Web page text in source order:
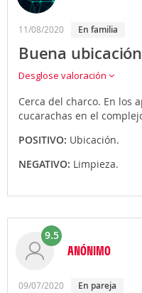
11/08/2020 en familia
Buena
Desglose valoración
Cerca del charco. En los
cucarachas en el
POSITIVO: Ubicación.
NEGATIVO: Limpieza.
9.5
ANÓNIMO
09/07/2020 en pareja